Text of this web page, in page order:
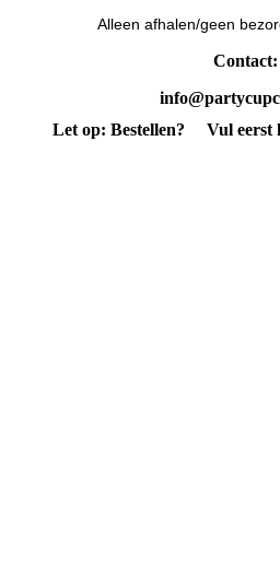
Alleen afhalen/geen
Contact:
Let op: Bestellen? Vul eerst